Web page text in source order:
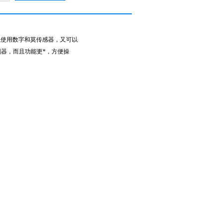
用数字和莫传感器，又可以
，而且功能更*，方便操